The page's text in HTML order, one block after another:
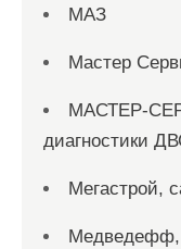
МАЗ
Мастер
МАСТЕР-
диагностики
Мегастрой,
Медведефф,